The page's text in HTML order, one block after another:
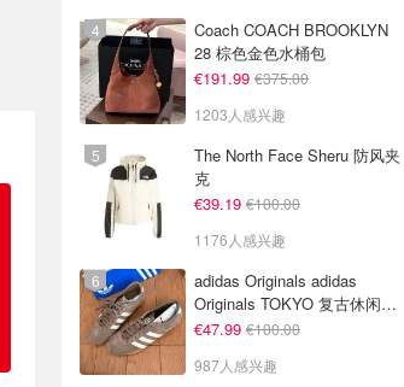
Coach COACH BROOKLYN
28 棕色金色水桶包
€191.99 €375.00
1203人感兴趣
The North Face Sheru 防风夹
克
€39.19 €100.00
1176人感兴趣
adidas Originals adidas
Originals TOKYO 复古休闲鞋
深棕色
€47.99 €100.00
987人感兴趣